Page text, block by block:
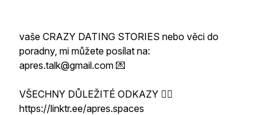
vaše CRAZY DATING STORIES nebo věci do
poradny, mi můžete posílat na:
apres.talk@gmail.com 💌
VŠECHNY DŮLEŽITÉ ODKAZY 👇🏻
https://linktr.ee/apres.spaces